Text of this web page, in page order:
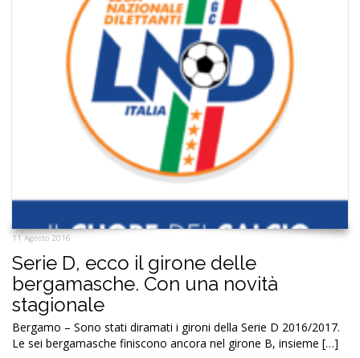
11 Agosto 2016
Serie D, ecco il girone delle
bergamasche. Con una novità
stagionale
Bergamo – Sono stati diramati i gironi della Serie D 2016/2017.
Le sei bergamasche finiscono ancora nel girone B, insieme […]